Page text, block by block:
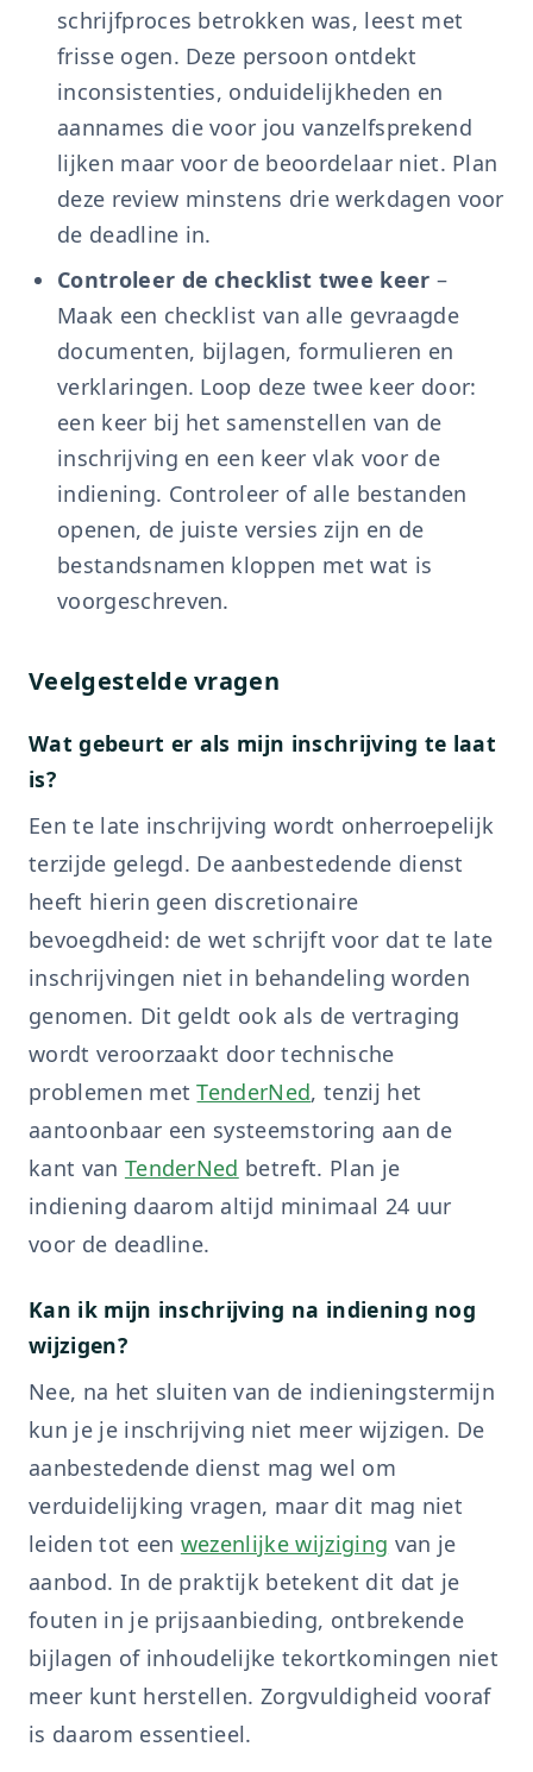
schrijfproces betrokken was, leest met
frisse ogen. Deze persoon ontdekt
inconsistenties, onduidelijkheden en
aannames die voor jou vanzelfsprekend
lijken maar voor de beoordelaar niet. Plan
deze review minstens drie werkdagen voor
de deadline in.
Controleer de checklist twee keer –
Maak een checklist van alle gevraagde
documenten, bijlagen, formulieren en
verklaringen. Loop deze twee keer door:
een keer bij het samenstellen van de
inschrijving en een keer vlak voor de
indiening. Controleer of alle bestanden
openen, de juiste versies zijn en de
bestandsnamen kloppen met wat is
voorgeschreven.
Veelgestelde vragen
Wat gebeurt er als mijn inschrijving te laat
is?
Een te late inschrijving wordt onherroepelijk
terzijde gelegd. De aanbestedende dienst
heeft hierin geen discretionaire
bevoegdheid: de wet schrijft voor dat te late
inschrijvingen niet in behandeling worden
genomen. Dit geldt ook als de vertraging
wordt veroorzaakt door technische
problemen metTenderNed, tenzij het
aantoonbaar een systeemstoring aan de
kant van TenderNed betreft. Plan je
indiening daarom altijd minimaal 24 uur
voor de deadline.
Kan ik mijn inschrijving na indiening nog
wijzigen?
Nee, na het sluiten van de indieningstermijn
kun je je inschrijving niet meer wijzigen. De
aanbestedende dienst mag wel om
verduidelijking vragen, maar dit mag niet
leiden tot een wezenlijke wijziging van je
aanbod. In de praktijk betekent dit dat je
fouten in je prijsaanbieding, ontbrekende
bijlagen of inhoudelijke tekortkomingen niet
meer kunt herstellen. Zorgvuldigheid vooraf
is daarom essentieel.